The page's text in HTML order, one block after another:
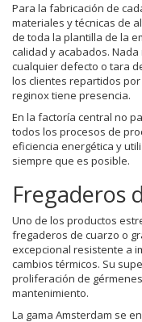
Para la fabricación de
materiales y técnicas de
de toda la plantilla de la
calidad y acabados.
cualquier defecto o tara
los clientes repartidos
reginox tiene presencia.
En la factoría central no
todos los procesos de
eficiencia energética y
siempre que es posible.
Fregaderos
Uno de los productos
fregaderos de cuarzo o
excepcional resistente a
cambios térmicos. Su
proliferación de
mantenimiento.
La gama Amsterdam se